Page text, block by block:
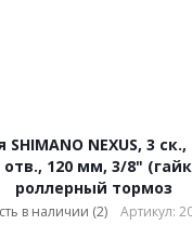
NEXUS, 3
отв., 120 мм, 3/8"
роллерный тормоз
в наличии (2) Артикул: